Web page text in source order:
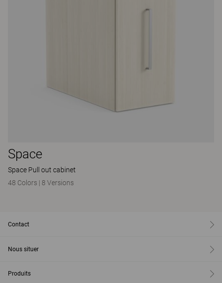
Space
Space Pull out cabinet
48 Colors | 8 Versions
Contact
Nous situer
Produits